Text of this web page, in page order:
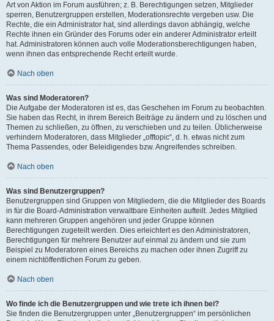
Art von Aktion im Forum ausführen; z. B. Berechtigungen setzen, Mitglieder
sperren, Benutzergruppen erstellen, Moderationsrechte vergeben usw. Die
Rechte, die ein Administrator hat, sind allerdings davon abhängig, welche
Rechte ihnen ein Gründer des Forums oder ein anderer Administrator erteilt
hat. Administratoren können auch volle Moderationsberechtigungen haben,
wenn ihnen das entsprechende Recht erteilt wurde.
Nach oben
Was sind Moderatoren?
Die Aufgabe der Moderatoren ist es, das Geschehen im Forum zu beobachten.
Sie haben das Recht, in ihrem Bereich Beiträge zu ändern und zu löschen und
Themen zu schließen, zu öffnen, zu verschieben und zu teilen. Üblicherweise
verhindern Moderatoren, dass Mitglieder „offtopic“, d. h. etwas nicht zum
Thema Passendes, oder Beleidigendes bzw. Angreifendes schreiben.
Nach oben
Was sind Benutzergruppen?
Benutzergruppen sind Gruppen von Mitgliedern, die die Mitglieder des Boards
in für die Board-Administration verwaltbare Einheiten aufteilt. Jedes Mitglied
kann mehreren Gruppen angehören und jeder Gruppe können
Berechtigungen zugeteilt werden. Dies erleichtert es den Administratoren,
Berechtigungen für mehrere Benutzer auf einmal zu ändern und sie zum
Beispiel zu Moderatoren eines Bereichs zu machen oder ihnen Zugriff zu
einem nichtöffentlichen Forum zu geben.
Nach oben
Wo finde ich die Benutzergruppen und wie trete ich ihnen bei?
Sie finden die Benutzergruppen unter „Benutzergruppen“ im persönlichen